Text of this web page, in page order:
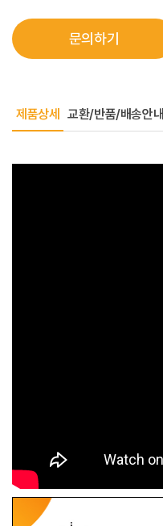
문의하기
제품상세 교환/반품/배송안내